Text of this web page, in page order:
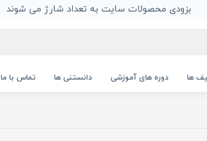
بزودی محصولات سایت به تعداد شارژ می شوند
ها دوره های آموزشی دانستنی ها تماس با ما